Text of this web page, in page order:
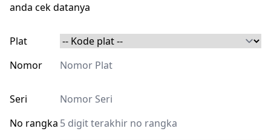
anda cek datanya
Plat
Nomor
Seri
No rangka